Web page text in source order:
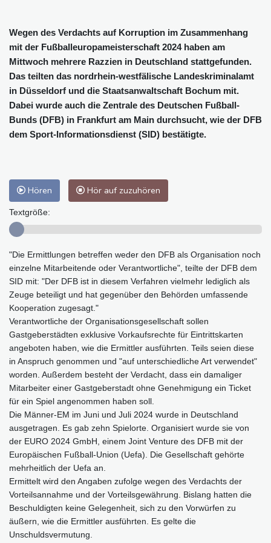
Wegen des Verdachts auf Korruption im Zusammenhang
mit der Fußballeuropameisterschaft 2024 haben am
Mittwoch mehrere Razzien in Deutschland stattgefunden.
Das teilten das nordrhein-westfälische Landeskriminalamt
in Düsseldorf und die Staatsanwaltschaft Bochum mit.
Dabei wurde auch die Zentrale des Deutschen Fußball-
Bunds (DFB) in Frankfurt am Main durchsucht, wie der DFB
dem Sport-Informationsdienst (SID) bestätigte.
Hören Hör auf zuzuhören
Textgröße:
"Die Ermittlungen betreffen weder den DFB als Organisation noch
einzelne Mitarbeitende oder Verantwortliche", teilte der DFB dem
SID mit: "Der DFB ist in diesem Verfahren vielmehr lediglich als
Zeuge beteiligt und hat gegenüber den Behörden umfassende
Kooperation zugesagt."
Verantwortliche der Organisationsgesellschaft sollen
Gastgeberstädten exklusive Vorkaufsrechte für Eintrittskarten
angeboten haben, wie die Ermittler ausführten. Teils seien diese
in Anspruch genommen und "auf unterschiedliche Art verwendet"
worden. Außerdem besteht der Verdacht, dass ein damaliger
Mitarbeiter einer Gastgeberstadt ohne Genehmigung ein Ticket
für ein Spiel angenommen haben soll.
Die Männer-EM im Juni und Juli 2024 wurde in Deutschland
ausgetragen. Es gab zehn Spielorte. Organisiert wurde sie von
der EURO 2024 GmbH, einem Joint Venture des DFB mit der
Europäischen Fußball-Union (Uefa). Die Gesellschaft gehörte
mehrheitlich der Uefa an.
Ermittelt wird den Angaben zufolge wegen des Verdachts der
Vorteilsannahme und der Vorteilsgewährung. Bislang hatten die
Beschuldigten keine Gelegenheit, sich zu den Vorwürfen zu
äußern, wie die Ermittler ausführten. Es gelte die
Unschuldsvermutung.